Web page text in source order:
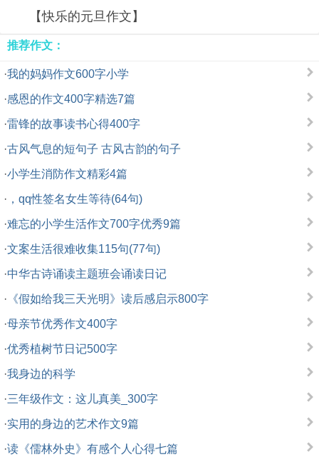
【快乐的元旦作文】
推荐作文：
·我的妈妈作文600字小学
·感恩的作文400字精选7篇
·雷锋的故事读书心得400字
·古风气息的短句子 古风古韵的句子
·小学生消防作文精彩4篇
· ，qq性签名女生等待(64句)
·难忘的小学生活作文700字优秀9篇
·文案生活很难收集115句(77句)
·中华古诗诵读主题班会诵读日记
· 《假如给我三天光明》读后感启示800字
·母亲节优秀作文400字
·优秀植树节日记500字
·我身边的科学
·三年级作文：这儿真美_300字
·实用的身边的艺术作文9篇
·读《儒林外史》有感个人心得七篇